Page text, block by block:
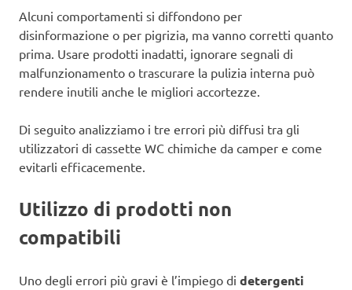
Alcuni comportamenti si diffondono per
disinformazione o per pigrizia, ma vanno corretti quanto
prima. Usare prodotti inadatti, ignorare segnali di
malfunzionamento o trascurare la pulizia interna può
rendere inutili anche le migliori accortezze.
Di seguito analizziamo i tre errori più diffusi tra gli
utilizzatori di cassette WC chimiche da camper e come
evitarli efficacemente.
Utilizzo di prodotti non
compatibili
Uno degli errori più gravi è l’impiego di detergenti